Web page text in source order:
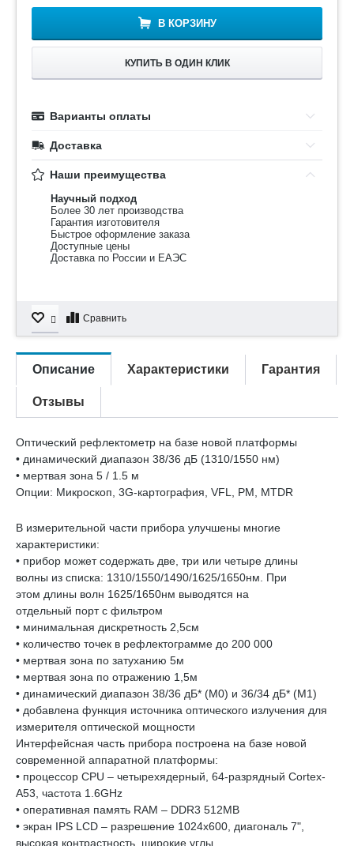
В КОРЗИНУ
КУПИТЬ В ОДИН КЛИК
Варианты оплаты
Доставка
Наши преимущества
Научный подход
Более 30 лет производства
Гарантия изготовителя
Быстрое оформление заказа
Доступные цены
Доставка по России и ЕАЭС
Сравнить
Описание Характеристики Гарантия
Отзывы
Оптический рефлектометр на базе новой платформы
• динамический диапазон 38/36 дБ (1310/1550 нм)
• мертвая зона 5 / 1.5 м
Опции: Микроскоп, 3G-картография, VFL, PM, MTDR
В измерительной части прибора улучшены многие
характеристики:
• прибор может содержать две, три или четыре длины
волны из списка: 1310/1550/1490/1625/1650нм. При
этом длины волн 1625/1650нм выводятся на
отдельный порт с фильтром
• минимальная дискретность 2,5см
• количество точек в рефлектограмме до 200 000
• мертвая зона по затуханию 5м
• мертвая зона по отражению 1,5м
• динамический диапазон 38/36 дБ* (M0) и 36/34 дБ* (M1)
• добавлена функция источника оптического излучения для
измерителя оптической мощности
Интерфейсная часть прибора построена на базе новой
современной аппаратной платформы:
• процессор CPU – четырехядерный, 64-разрядный Cortex-
A53, частота 1.6GHz
• оперативная память RAM – DDR3 512MB
• экран IPS LCD – разрешение 1024x600, диагональ 7",
высокая контрастность, широкие углы